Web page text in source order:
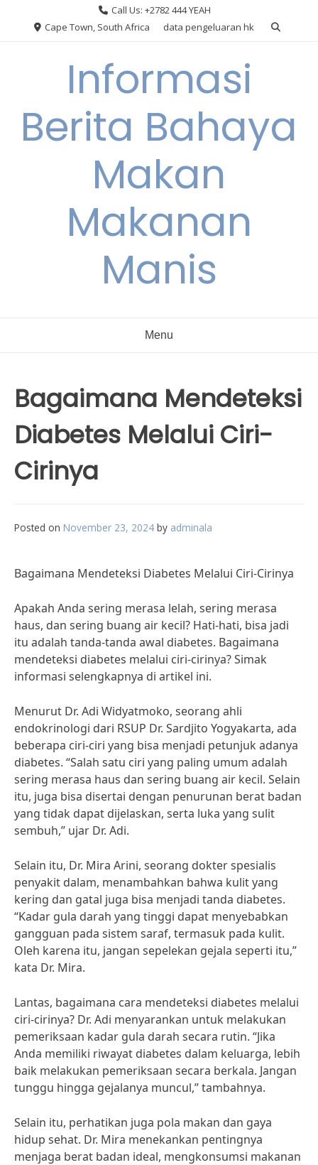
Call Us: +2782 444 YEAH
Cape Town, South Africa
data pengeluaran hk
Informasi
Berita Bahaya
Makan
Makanan
Manis
Menu
Bagaimana Mendeteksi
Diabetes Melalui Ciri-
Cirinya
Posted on November 23, 2024 by adminala
Bagaimana Mendeteksi Diabetes Melalui Ciri-Cirinya
Apakah Anda sering merasa lelah, sering merasa
haus, dan sering buang air kecil? Hati-hati, bisa jadi
itu adalah tanda-tanda awal diabetes. Bagaimana
mendeteksi diabetes melalui ciri-cirinya? Simak
informasi selengkapnya di artikel ini.
Menurut Dr. Adi Widyatmoko, seorang ahli
endokrinologi dari RSUP Dr. Sardjito Yogyakarta, ada
beberapa ciri-ciri yang bisa menjadi petunjuk adanya
diabetes. “Salah satu ciri yang paling umum adalah
sering merasa haus dan sering buang air kecil. Selain
itu, juga bisa disertai dengan penurunan berat badan
yang tidak dapat dijelaskan, serta luka yang sulit
sembuh,” ujar Dr. Adi.
Selain itu, Dr. Mira Arini, seorang dokter spesialis
penyakit dalam, menambahkan bahwa kulit yang
kering dan gatal juga bisa menjadi tanda diabetes.
“Kadar gula darah yang tinggi dapat menyebabkan
gangguan pada sistem saraf, termasuk pada kulit.
Oleh karena itu, jangan sepelekan gejala seperti itu,”
kata Dr. Mira.
Lantas, bagaimana cara mendeteksi diabetes melalui
ciri-cirinya? Dr. Adi menyarankan untuk melakukan
pemeriksaan kadar gula darah secara rutin. “Jika
Anda memiliki riwayat diabetes dalam keluarga, lebih
baik melakukan pemeriksaan secara berkala. Jangan
tunggu hingga gejalanya muncul,” tambahnya.
Selain itu, perhatikan juga pola makan dan gaya
hidup sehat. Dr. Mira menekankan pentingnya
menjaga berat badan ideal, mengkonsumsi makanan